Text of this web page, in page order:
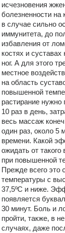
исчезновения
болезненности на
в случае сильно
иммунитета, до
избавления от
костях и суставах
ног. А для этого
местное
на область
повышенной
растирание нужно
10 раз в день,
весь массаж
один раз, около 5
времени. Какой
ожидать от такого
при повышенной
Прежде всего это
температуры с
37,5ºС и ниже.
появляется
30 минут. Боль и
пройти, также, в
случаях, даже